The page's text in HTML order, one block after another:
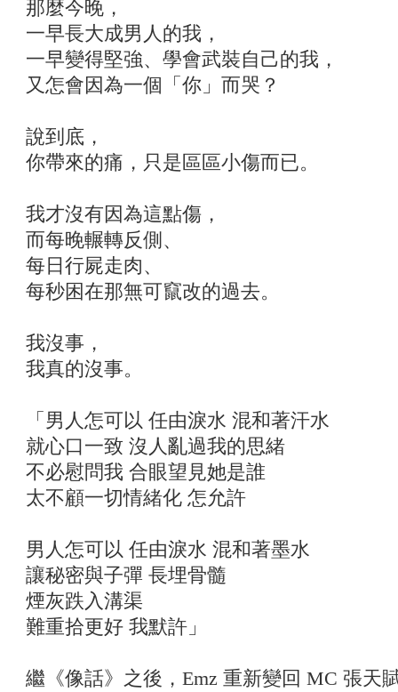
那麼今晚，
一早長大成男人的我，
一早變得堅強、學會武裝自己的我，
又怎會因為一個「你」而哭？
說到底，
你帶來的痛，只是區區小傷而已。
我才沒有因為這點傷，
而每晚輾轉反側、
每日行屍走肉、
每秒困在那無可竄改的過去。
我沒事，
我真的沒事。
「男人怎可以 任由淚水 混和著汗水
就心口一致 沒人亂過我的思緒
不必慰問我 合眼望見她是誰
太不顧一切情緒化 怎允許
男人怎可以 任由淚水 混和著墨水
讓秘密與子彈 長埋骨髓
煙灰跌入溝渠
難重拾更好 我默許」
繼《像話》之後，Emz 重新變回 MC 張天